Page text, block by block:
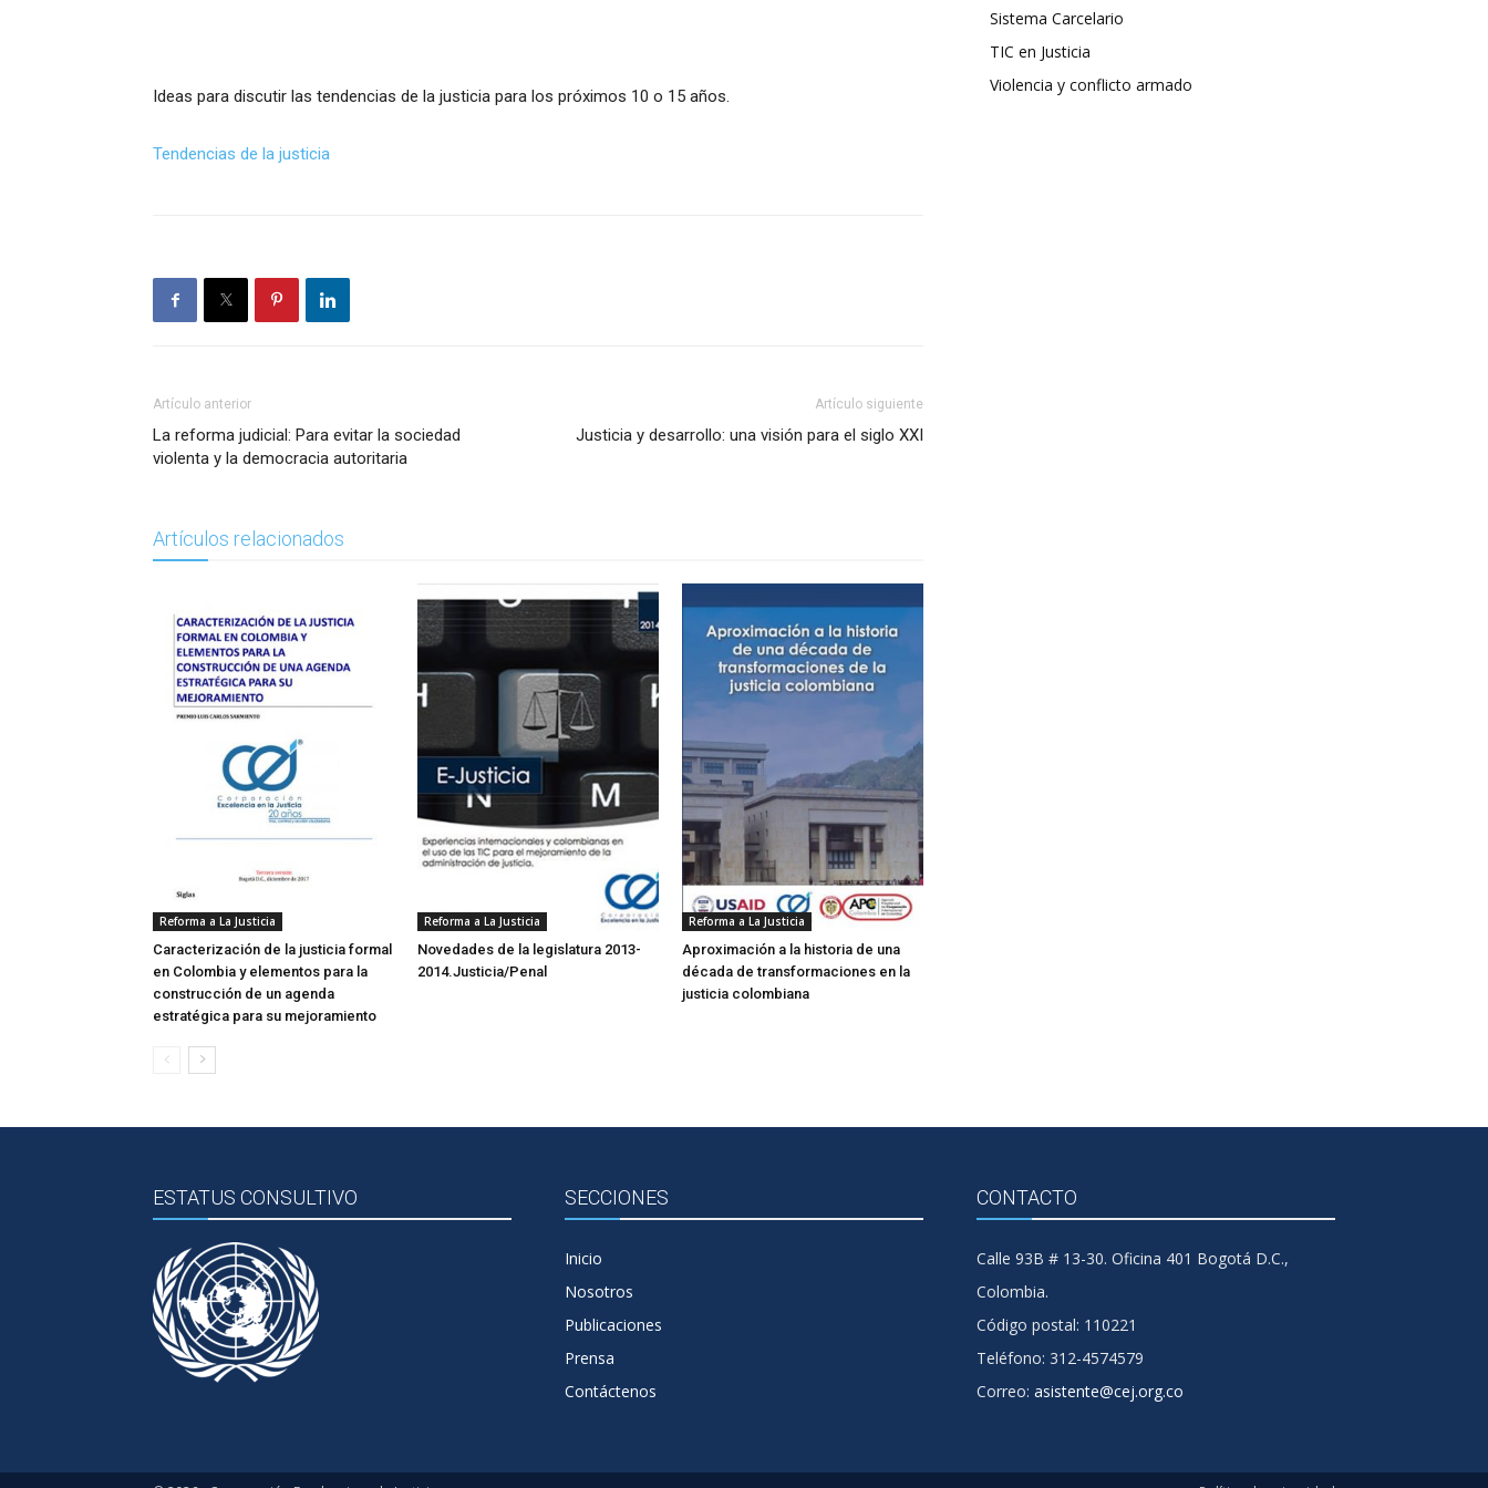
Ideas para discutir las tendencias de la justicia para los próximos 10 o 15 años.
Tendencias de la justicia
Artículo anterior
La reforma judicial: Para evitar la sociedad
violenta y la democracia autoritaria
Artículo siguiente
Justicia y desarrollo: una visión para el siglo XXI
Artículos relacionados
Reforma a La Justicia
Caracterización de la justicia formal
en Colombia y elementos para la
construcción de un agenda
estratégica para su mejoramiento
Reforma a La Justicia
Novedades de la legislatura 2013-
2014.Justicia/Penal
Reforma a La Justicia
Aproximación a la historia de una
década de transformaciones en la
justicia colombiana
Sistema Carcelario
TIC en Justicia
Violencia y conflicto armado
ESTATUS CONSULTIVO SECCIONES
Inicio
Nosotros
Publicaciones
Prensa
Contáctenos
CONTACTO
Calle 93B # 13-30. Oficina 401 Bogotá D.C.,
Colombia.
Código postal: 110221
Teléfono: 312-4574579
Correo: asistente@cej.org.co